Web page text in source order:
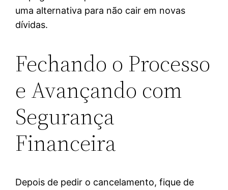
uma alternativa para não cair em novas
dívidas.
Fechando o Processo
e Avançando com
Segurança
Financeira
Depois de pedir o cancelamento, fique de